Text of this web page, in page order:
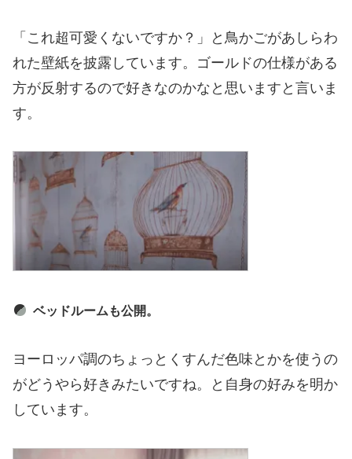
「これ超可愛くないですか？」と鳥かごがあしらわ
れた壁紙を披露しています。ゴールドの仕様がある
方が反射するので好きなのかなと思いますと言いま
す。
ベッドルームも公開。
ヨーロッパ調のちょっとくすんだ色味とかを使うの
がどうやら好きみたいですね。と自身の好みを明か
しています。